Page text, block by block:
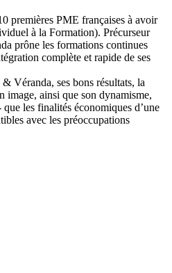
premières PME françaises à avoir
à la Formation). Précurseur
prône les formations continues
complète et rapide de ses
Véranda, ses bons résultats, la
image, ainsi que son dynamisme,
les finalités économiques d’une
avec les préoccupations